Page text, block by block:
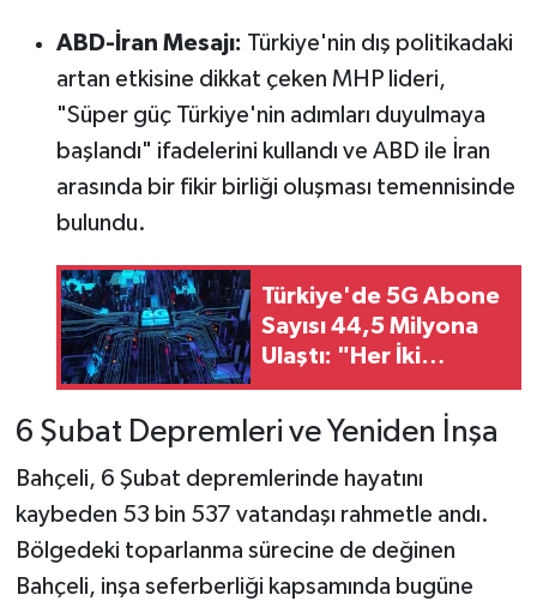
ABD-İran Mesajı: Türkiye'nin dış politikadaki
artan etkisine dikkat çeken MHP lideri,
"Süper güç Türkiye'nin adımları duyulmaya
başlandı" ifadelerini kullandı ve ABD ile İran
arasında bir fikir birliği oluşması temennisinde
bulundu.
Türkiye'de 5G Abone
Sayısı 44,5 Milyona
Ulaştı: "Her İki
Kişiden Biri 5G
Kullanıyor"
6 Şubat Depremleri ve Yeniden İnşa
Bahçeli, 6 Şubat depremlerinde hayatını
kaybeden 53 bin 537 vatandaşı rahmetle andı.
Bölgedeki toparlanma sürecine de değinen
Bahçeli, inşa seferberliği kapsamında bugüne